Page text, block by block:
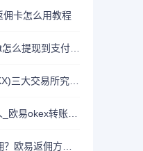
佣卡怎么用教程
欧易okx怎么提现-usdt怎么提现到支付宝教程
火币、币安、欧易(OKX)三大交易所究竟选哪家？
欧易怎么转usdt给别人_欧易okex转账usdt教程